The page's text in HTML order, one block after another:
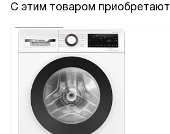
С этим товаром приобретают